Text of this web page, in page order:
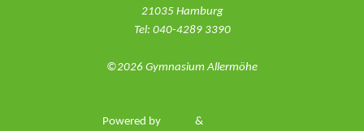
Beiträge
21035 Hamburg
Tel: 040-4289 3390
©2026 Gymnasium Allermöhe
Powered by &